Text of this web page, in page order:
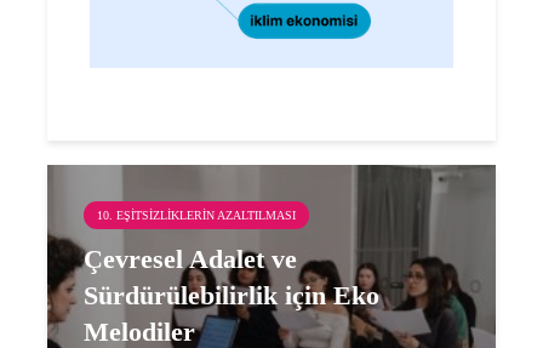
10. EŞITSIZLIKLERIN AZALTILMASI
Çevresel Adalet ve
Sürdürülebilirlik için Eko
Melodiler